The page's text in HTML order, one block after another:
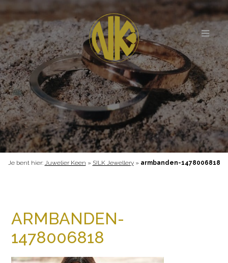
Je bent hier: Juwelier Keen » S!LK Jewellery» armbanden-1478006818
ARMBANDEN-
1478006818